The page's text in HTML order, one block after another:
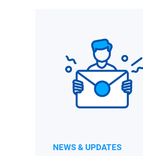
NEWS & UPDATES